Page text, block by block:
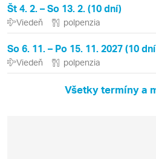
Št 4. 2. – So 13. 2. (10 dní)
Viedeň polpenzia
So 6. 11. – Po 15. 11. 2027 (10
Viedeň polpenzia
Všetky termíny a